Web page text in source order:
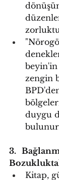
zengin
duygu
3.
Kitap,